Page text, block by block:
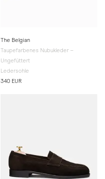
The Belgian
Taupefarbenes Nubukleder –
Ungefüttert
Ledersohle
340 EUR